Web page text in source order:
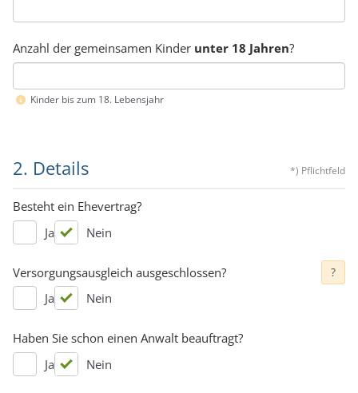
Anzahl der gemeinsamen Kinder unter 18 Jahren?
Kinder bis zum 18. Lebensjahr
2. Details *) Pflichtfeld
Besteht ein Ehevertrag?
Ja
Nein
Versorgungsausgleich ausgeschlossen? ?
Ja Nein
Haben Sie schon einen Anwalt beauftragt?
Ja
Nein